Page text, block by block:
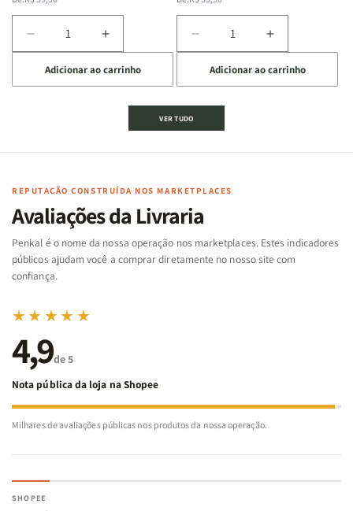
Diminuir
a
quantidade
de
Cartas
Famílias
Bíblia
-
Penkal
Aumentar
a
quantidade
de
Jogo
Cartas
Famílias
da
Bíblia
-
Penkal
Adicionar ao carrinho
Diminuir
a
quantidade
de
Jogo
|
de
Aumentar
a
quantidade
de
|
Adicionar ao carrinho
VER TUDO
REPUTAÇÃO CONSTRUÍDA NOS MARKETPLACES
Avaliações da Livraria
Penkal é o nome da nossa operação nos marketplaces. Estes indicadores
públicos ajudam você a comprar diretamente no nosso site com
confiança.
★★★★★
4,9de 5
Nota pública da loja na Shopee
Milhares de avaliações públicas nos produtos da nossa operação.
SHOPEE